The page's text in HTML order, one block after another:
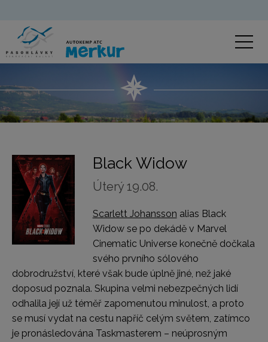
Black Widow
Úterý 19.08.
Scarlett Johansson alias Black
Widow se po dekádě v Marvel
Cinematic Universe konečně dočkala
svého prvního sólového
dobrodružství, které však bude úplně jiné, než jaké
doposud poznala. Skupina velmi nebezpečných lidí
odhalila její už téměř zapomenutou minulost, a proto
se musí vydat na cestu napříč celým světem, zatímco
je pronásledována Taskmasterem – neúprosným